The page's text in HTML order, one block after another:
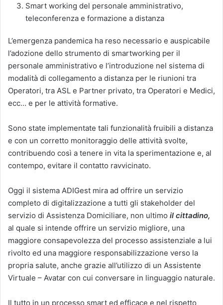
Smart working del personale amministrativo,
teleconferenza e formazione a distanza
L’emergenza pandemica ha reso necessario e auspicabile
l’adozione dello strumento di smartworking per il
personale amministrativo e l’introduzione nel sistema di
modalità di collegamento a distanza per le riunioni tra
Operatori, tra ASL e Partner privato, tra Operatori e Medici,
ecc… e per le attività formative.
Sono state implementate tali funzionalità fruibili a distanza
e con un corretto monitoraggio delle attività svolte,
contribuendo così a tenere in vita la sperimentazione e, al
contempo, evitare il contatto ravvicinato.
Oggi il sistema ADIGest mira ad offrire un servizio
completo di digitalizzazione a tutti gli stakeholder del
servizio di Assistenza Domiciliare, non ultimo il cittadino,
al quale si intende offrire un servizio migliore, una
maggiore consapevolezza del processo assistenziale a lui
rivolto ed una maggiore responsabilizzazione verso la
propria salute, anche grazie all’utilizzo di un Assistente
Virtuale – Avatar con cui conversare in linguaggio naturale.
Il tutto in un processo smart ed efficace e nel rispetto